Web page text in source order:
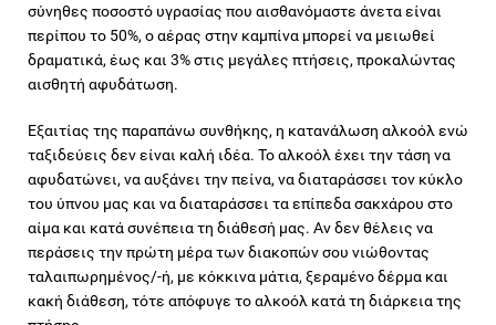
σύνηθες ποσοστό υγρασίας που αισθανόμαστε άνετα είναι
περίπου το 50%, ο αέρας στην καμπίνα μπορεί να μειωθεί
δραματικά, έως και 3% στις μεγάλες πτήσεις, προκαλώντας
αισθητή αφυδάτωση.
Εξαιτίας της παραπάνω συνθήκης, η κατανάλωση αλκοόλ ενώ
ταξιδεύεις δεν είναι καλή ιδέα. Το αλκοόλ έχει την τάση να
αφυδατώνει, να αυξάνει την πείνα, να διαταράσσει τον κύκλο
του ύπνου μας και να διαταράσσει τα επίπεδα σακχάρου στο
αίμα και κατά συνέπεια τη διάθεσή μας. Αν δεν θέλεις να
περάσεις την πρώτη μέρα των διακοπών σου νιώθοντας
ταλαιπωρημένος/-ή, με κόκκινα μάτια, ξεραμένο δέρμα και
κακή διάθεση, τότε απόφυγε το αλκοόλ κατά τη διάρκεια της